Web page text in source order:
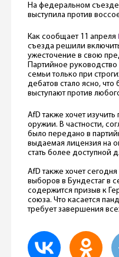
На федеральном
выступила против
Как сообщает 11 апреля
съезда решили
ужесточение в свою
Партийное
семьи только при
дебатов стало ясно,
выступают против
AfD также хочет
оружии. В частности,
было передано в
выдаемая лицензия на
стать более доступной
AfD также хочет
выборов в Бундестаг в
содержится призыв к
союза. Что касается
требует завершения